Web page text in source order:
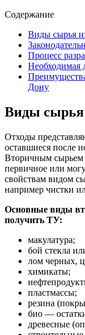
Содержание
Виды сырья
Процесс
Необходимая
Дону
Виды сырья
Отходы
оставшиеся после
Вторичным сырьем
первичное или
свойствам видом
например чистки
Основные виды
получить ТУ:
макулатура;
бой стекла
лом черных,
химикаты;
пластмассы;
резина
био —
древесные